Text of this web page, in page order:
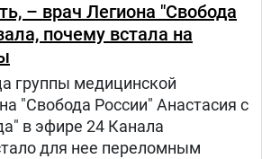
– врач Легиона "Свобода
почему встала на
группы медицинской
"Свобода России" Анастасия с
в эфире 24 Канала
для нее переломным